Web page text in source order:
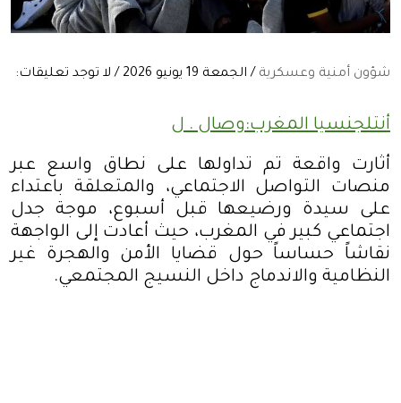
شؤون أمنية وعسكرية / الجمعة 19 يونيو 2026 / لا توجد تعليقات:
أنتلجنسيا المغرب:وصال . ل
أثارت واقعة تم تداولها على نطاق واسع عبر
منصات التواصل الاجتماعي، والمتعلقة باعتداء
على سيدة ورضيعها قبل أسبوع، موجة جدل
اجتماعي كبير في المغرب، حيث أعادت إلى الواجهة
نقاشاً حساساً حول قضايا الأمن والهجرة غير
النظامية والاندماج داخل النسيج المجتمعي.